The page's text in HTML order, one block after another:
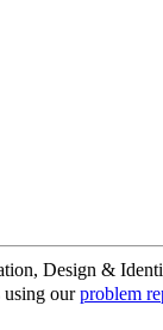
Design &
using ourproblem